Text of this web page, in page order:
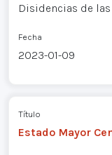
Disidencias de las
Fecha
2023-01-09
Título
Estado Mayor